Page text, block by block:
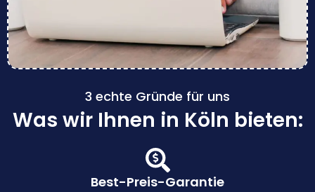
3 echte Gründe für uns
Was wir Ihnen in Köln bieten:
Best-Preis-Garantie